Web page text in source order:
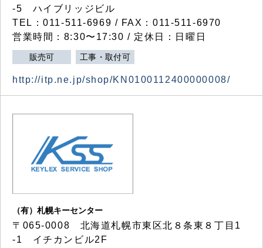
-5 ハイブリッジビル
TEL：011-511-6969 / FAX：011-511-6970
営業時間：8:30〜17:30 / 定休日：日曜日
販売可 工事・取付可
http://itp.ne.jp/shop/KN0100112400000008/
（有）札幌キーセンター
〒065-0008 北海道札幌市東区北８条東８丁目1
-1 イチカンビル2F